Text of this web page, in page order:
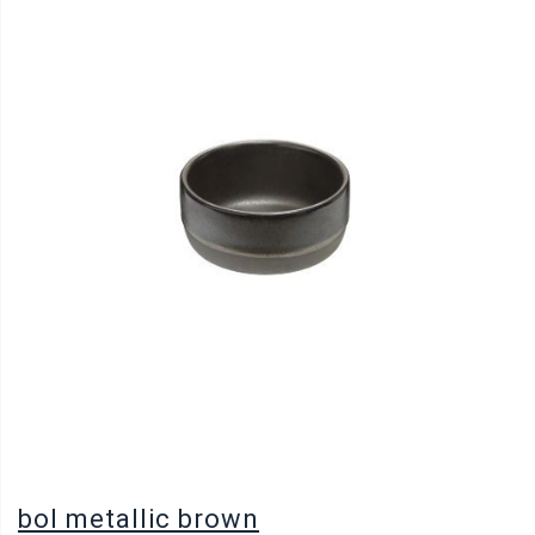
bol metallic brown